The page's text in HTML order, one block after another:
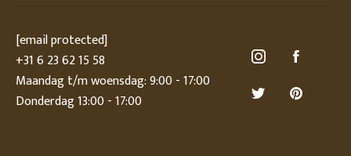
[email protected]
+31 6 23 62 15 58
Maandag t/m woensdag: 9:00 - 17:00
Donderdag 13:00 - 17:00